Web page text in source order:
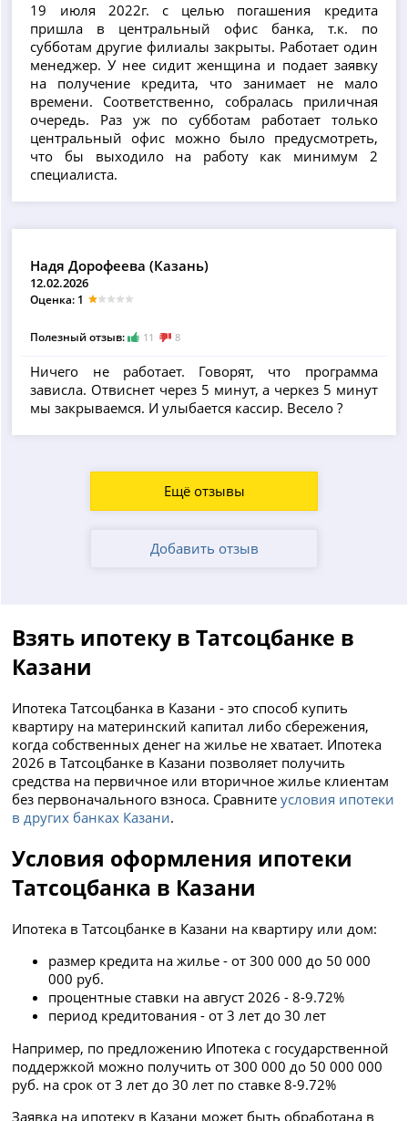
19 июля 2022г. с целью погашения кредита
пришла в центральный офис банка, т.к. по
субботам другие филиалы закрыты. Работает один
менеджер. У нее сидит женщина и подает заявку
на получение кредита, что занимает не мало
времени. Соответственно, собралась приличная
очередь. Раз уж по субботам работает только
центральный офис можно было предусмотреть,
что бы выходило на работу как минимум 2
специалиста.
Надя Дорофеева (Казань)
12.02.2026
Оценка: 1
Полезный отзыв: 11 8
Ничего не работает. Говорят, что программа
зависла. Отвиснет через 5 минут, а черкез 5 минут
мы закрываемся. И улыбается кассир. Весело ?
Ещё отзывы
Добавить отзыв
Взять ипотеку в Татсоцбанке в
Казани
Ипотека Татсоцбанка в Казани - это способ купить
квартиру на материнский капитал либо сбережения,
когда собственных денег на жилье не хватает. Ипотека
2026 в Татсоцбанке в Казани позволяет получить
средства на первичное или вторичное жилье клиентам
без первоначального взноса. Сравнитеусловия ипотеки
в других банках Казани.
Условия оформления ипотеки
Татсоцбанка в Казани
Ипотека в Татсоцбанке в Казани на квартиру или дом:
размер кредита на жилье - от 300 000 до 50 000
000 руб.
процентные ставки на август 2026 - 8-9.72%
период кредитования - от 3 лет до 30 лет
Например, по предложению Ипотека с государственной
поддержкой можно получить от 300 000 до 50 000 000
руб. на срок от 3 лет до 30 лет по ставке 8-9.72%
Заявка на ипотеку в Казани может быть обработана в